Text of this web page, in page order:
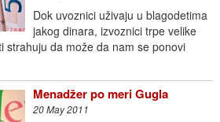
Dok uvoznici uživaju u blagodetima
jakog dinara, izvoznici trpe velike
strahuju da može da nam se ponovi
Menadžer po meri Gugla
20 May 2011